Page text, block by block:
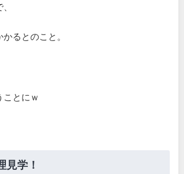
るとのこと。
ことにｗ
見学！